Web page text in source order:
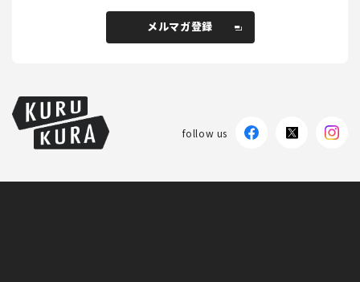
メルマガ登録
follow us